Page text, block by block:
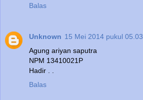
Balas
Unknown 15 Mei 2014 pukul 05.03
Agung ariyan saputra
NPM 13410021P
Hadir . .
Balas